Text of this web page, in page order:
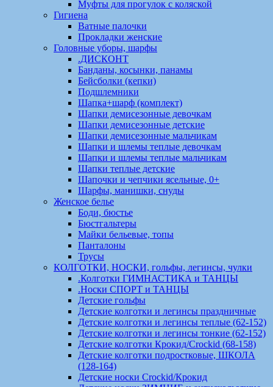
Муфты для прогулок с коляской
Гигиена
Ватные палочки
Прокладки женские
Головные уборы, шарфы
.ДИСКОНТ
Банданы, косынки, панамы
Бейсболки (кепки)
Подшлемники
Шапка+шарф (комплект)
Шапки демисезонные девочкам
Шапки демисезонные детские
Шапки демисезонные мальчикам
Шапки и шлемы теплые девочкам
Шапки и шлемы теплые мальчикам
Шапки теплые детские
Шапочки и чепчики ясельные, 0+
Шарфы, манишки, снуды
Женское белье
Боди, бюстье
Бюстгальтеры
Майки бельевые, топы
Панталоны
Трусы
КОЛГОТКИ, НОСКИ, гольфы, легинсы, чулки
.Колготки ГИМНАСТИКА и ТАНЦЫ
.Носки СПОРТ и ТАНЦЫ
Детские гольфы
Детские колготки и легинсы праздничные
Детские колготки и легинсы теплые (62-152)
Детские колготки и легинсы тонкие (62-152)
Детские колготки Крокид/Crockid (68-158)
Детские колготки подростковые, ШКОЛА
(128-164)
Детские носки Crockid/Крокид